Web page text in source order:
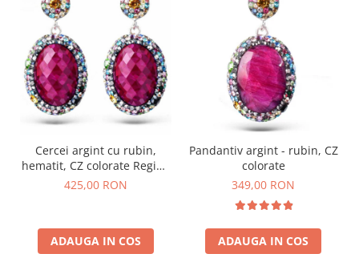
Cercei argint cu rubin,
hematit, CZ colorate Regina
Anatoliei
425,00 RON
ADAUGA IN COS
Pandantiv argint - rubin, CZ
colorate
349,00 RON
ADAUGA IN COS